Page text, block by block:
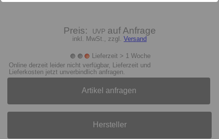
Preis: auf Anfrage
inkl. MwSt., zzgl. Versand
Lieferzeit > 1 Woche
Online derzeit leider nicht verfügbar, Lieferzeit und
Lieferkosten jetzt unverbindlich anfragen.
Artikel anfragen
Hersteller